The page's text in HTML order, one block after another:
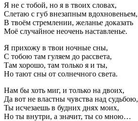
Я не с тобой, но я в твоих словах,
Слетаю с губ внезапным вдохновеньем,
В твоём стремлении, желанье доказать
Моё случайное неочень наставленье.
Я прихожу в твои ночные сны,
С тобою там гуляем до рассвета,
Там хорошо, там только я и ты,
Но тают сны от солнечного света.
Нам бы хоть миг, и только на двоих,
Да вот не властны чувства над судьбою,
Ты исчезаешь в будних днях моих,
Но ты внутри, а значит, ты со мною…